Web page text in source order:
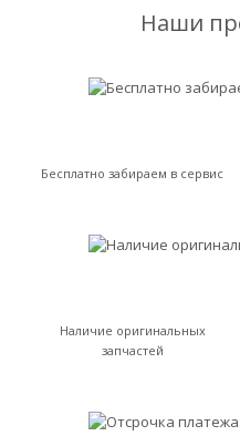
Наши
Бесплатно забираем в сервис
Наличие оригинальных
запчастей